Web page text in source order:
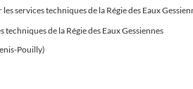
services techniques de la Régie des Eaux
de la Régie des Eaux Gessiennes
Pouilly)